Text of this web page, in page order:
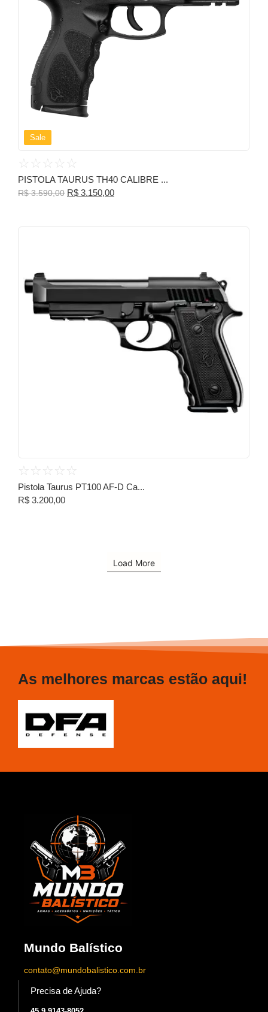
Sale
☆ ☆ ☆ ☆ ☆
PISTOLA TAURUS TH40 CALIBRE ...
R$3.590,00 R$ 3.150,00
☆ ☆ ☆ ☆ ☆
Pistola Taurus PT100 AF-D Ca...
R$ 3.200,00
Load More
As melhores marcas estão aqui!
Mundo Balístico
contato@mundobalistico.com.br
Precisa de Ajuda?